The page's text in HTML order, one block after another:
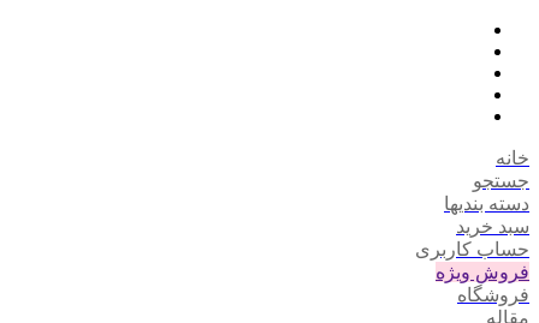
خانه
جستجو
دسته بندیها
سبد خرید
حساب کاربری
فروش ویژه
فروشگاه
مقاله